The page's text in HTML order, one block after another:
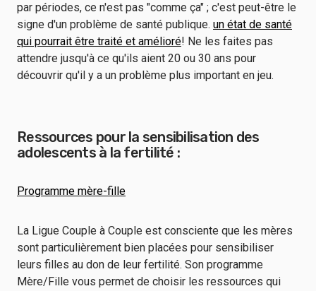
par périodes, ce n'est pas "comme ça" ; c'est peut-être le
signe d'un problème de santé publique. un état de santé
qui pourrait être traité et amélioré! Ne les faites pas
attendre jusqu'à ce qu'ils aient 20 ou 30 ans pour
découvrir qu'il y a un problème plus important en jeu.
Ressources pour la sensibilisation des
adolescents à la fertilité :
Programme mère-fille
La Ligue Couple à Couple est consciente que les mères
sont particulièrement bien placées pour sensibiliser
leurs filles au don de leur fertilité. Son programme
Mère/Fille vous permet de choisir les ressources qui